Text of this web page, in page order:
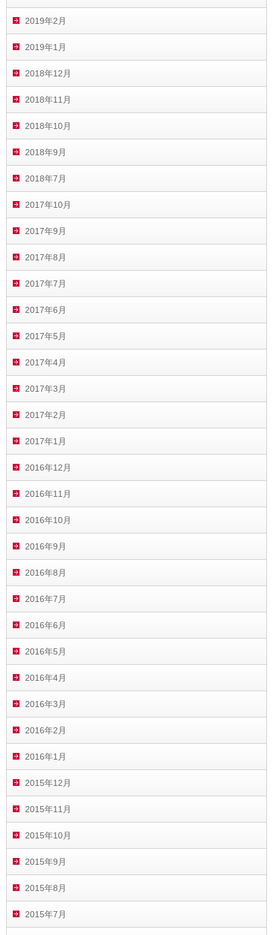
2019年2月
2019年1月
2018年12月
2018年11月
2018年10月
2018年9月
2018年7月
2017年10月
2017年9月
2017年8月
2017年7月
2017年6月
2017年5月
2017年4月
2017年3月
2017年2月
2017年1月
2016年12月
2016年11月
2016年10月
2016年9月
2016年8月
2016年7月
2016年6月
2016年5月
2016年4月
2016年3月
2016年2月
2016年1月
2015年12月
2015年11月
2015年10月
2015年9月
2015年8月
2015年7月